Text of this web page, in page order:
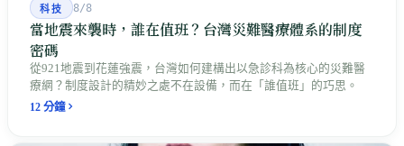
科技 8/8
當地震來襲時，誰在值班？台灣災難醫療體系的制度
密碼
從921地震到花蓮強震，台灣如何建構出以急診科為核心的災難醫
療網？制度設計的精妙之處不在設備，而在「誰值班」的巧思。
12 分鐘